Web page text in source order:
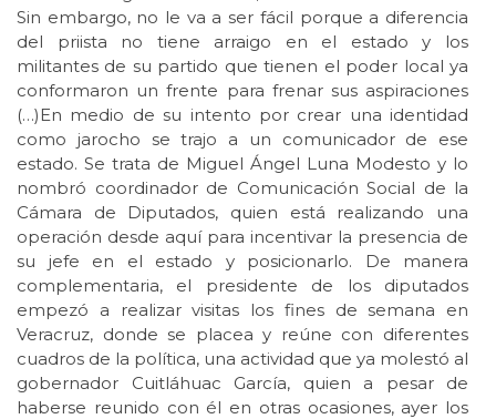
Sin embargo, no le va a ser fácil porque a diferencia
del priista no tiene arraigo en el estado y los
militantes de su partido que tienen el poder local ya
conformaron un frente para frenar sus aspiraciones
(…)En medio de su intento por crear una identidad
como jarocho se trajo a un comunicador de ese
estado. Se trata de Miguel Ángel Luna Modesto y lo
nombró coordinador de Comunicación Social de la
Cámara de Diputados, quien está realizando una
operación desde aquí para incentivar la presencia de
su jefe en el estado y posicionarlo. De manera
complementaria, el presidente de los diputados
empezó a realizar visitas los fines de semana en
Veracruz, donde se placea y reúne con diferentes
cuadros de la política, una actividad que ya molestó al
gobernador Cuitláhuac García, quien a pesar de
haberse reunido con él en otras ocasiones, ayer los